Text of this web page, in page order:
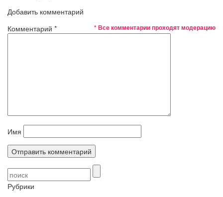
Добавить комментарий
* Все комментарии проходят модерацию
Комментарий *
Имя
Рубрики